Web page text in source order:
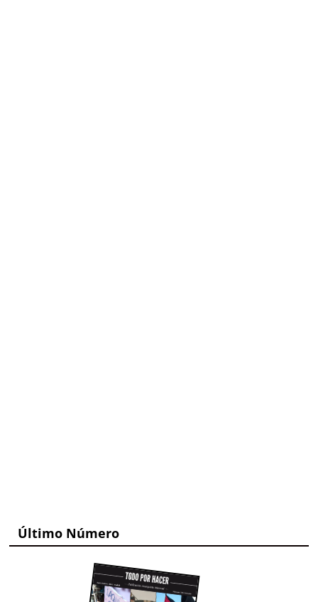
Último Número